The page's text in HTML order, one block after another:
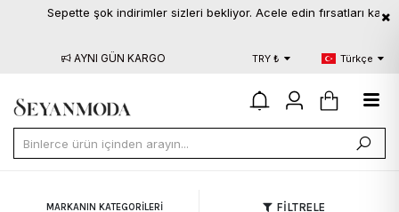
Sepette şok indirimler sizleri bekliyor. Acele edin fırsatları
AYNI GÜN KARGO TRY ₺ Türkçe
MARKANIN KATEGORILERI FİLTRELE